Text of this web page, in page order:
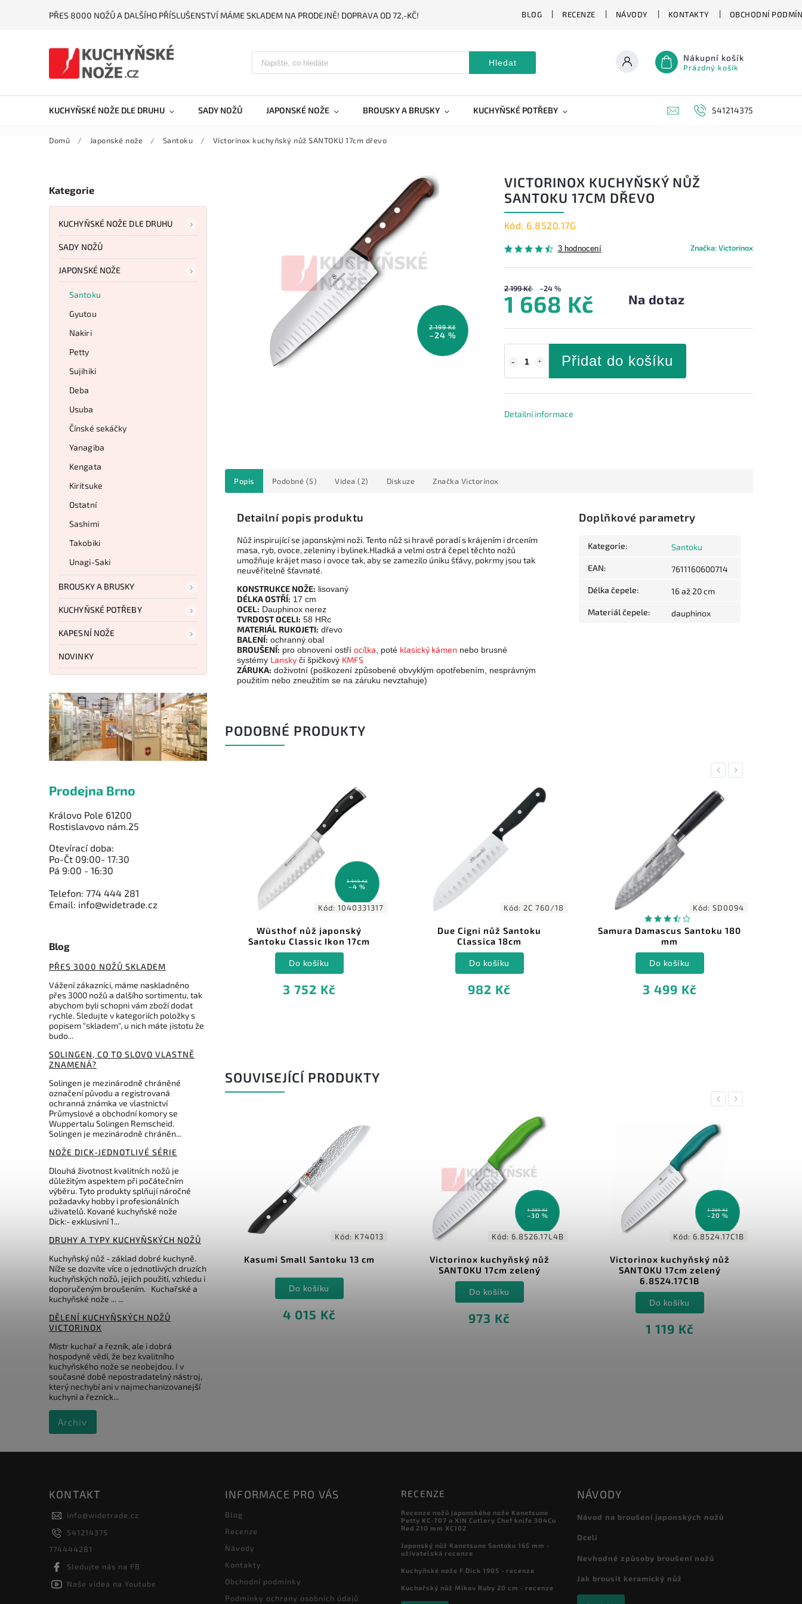
PŘES 8000 NOŽŮ A DALŠÍHO PŘÍSLUŠENSTVÍ MÁME SKLADEM NA PRODEJNĚ! DOPRAVA OD 72,-KČ! BLOG RECENZE NÁVODY KONTAKTY OBCHODNÍ
Hledat Nákupní košík
Prázdný košík
KUCHYŇSKÉ NOŽE DLE DRUHU SADY NOŽŮ JAPONSKÉ NOŽE BROUSKY A BRUSKY KUCHYŇSKÉ POTŘEBY NOVINKY ZNAČKY
541214375
Domů / Japonské nože / Santoku / Victorinox kuchyňský nůž SANTOKU 17cm dřevo
Kategorie
KUCHYŇSKÉ NOŽE DLE DRUHU
SADY NOŽŮ
JAPONSKÉ NOŽE
Santoku
Gyutou
Nakiri
Petty
Sujihiki
Deba
Usuba
Čínské sekáčky
Yanagiba
Kengata
Kiritsuke
Ostatní
Sashimi
Takobiki
Unagi-Saki
BROUSKY A BRUSKY
KUCHYŇSKÉ POTŘEBY
KAPESNÍ NOŽE
NOVINKY
Prodejna Brno
Královo Pole 61200
Rostislavovo nám.25
Otevírací doba:
Po-Čt 09:00- 17:30
Pá 9:00 - 16:30
Telefon: 774 444 281
Email: info@widetrade.cz
Blog
PŘES 3000 NOŽŮ SKLADEM
Vážení zákazníci, máme naskladněno
přes 3000 nožů a dalšího sortimentu, tak
abychom byli schopni vám zboží dodat
rychle. Sledujte v kategoriích položky s
popisem "skladem", u nich máte jistotu že
budo...
SOLINGEN, CO TO SLOVO VLASTNĚ
ZNAMENÁ?
Solingen je mezinárodně chráněné
označení původu a registrovaná
ochranná známka ve vlastnictví
Průmyslové a obchodní komory se
Wuppertalu Solingen Remscheid.
Solingen je mezinárodně chráněn...
NOŽE DICK-JEDNOTLIVÉ SÉRIE
Dlouhá životnost kvalitních nožů je
důležitým aspektem při počátečním
výběru. Tyto produkty splňují náročné
požadavky hobby i profesionálních
uživatelů. Kované kuchyňské nože
Dick:- exklusivní 1...
DRUHY A TYPY KUCHYŇSKÝCH NOŽŮ
Kuchyňský nůž - základ dobré kuchyně.
Níže se dozvíte více o jednotlivých druzích
kuchyňských nožů, jejich použití, vzhledu i
doporučeným broušením. Kuchařské a
kuchyňské nože ... ...
DĚLENÍ KUCHYŇSKÝCH NOŽŮ
VICTORINOX
Mistr kuchař a řezník, ale i dobrá
hospodyně vědí, že bez kvalitního
kuchyňského nože se neobejdou. I v
současné době nepostradatelný nástroj,
který nechybí ani v najmechanizovanejší
kuchyni a řeznick...
Archiv
2 199 Kč
–24 %
VICTORINOX KUCHYŇSKÝ NŮŽ
SANTOKU 17CM DŘEVO
Kód: 6.8520.17G
3 hodnocení Značka:Victorinox
2 199 Kč –24 %
1 668 Kč Na dotaz
Přidat do košíku
Detailní informace
Popis Podobné (5) Videa (2) Diskuze Značka Victorinox
Detailní popis produktu
Nůž inspirující se japonskými noži. Tento nůž si hravě poradí s krájením i drcením
masa, ryb, ovoce, zeleniny i bylinek.Hladká a velmi ostrá čepel těchto nožů
umožňuje krájet maso i ovoce tak, aby se zamezilo úniku šťávy, pokrmy jsou tak
neuvěřitelně šťavnaté.
KONSTRUKCE NOŽE: lisovaný
DÉLKA OSTŘÍ: 17 cm
OCEL: Dauphinox nerez
TVRDOST OCELI: 58 HRc
MATERIÁL RUKOJETI: dřevo
BALENÍ: ochranný obal
BROUŠENÍ: pro obnovení ostří ocílka, poté klasický kámen nebo brusné
systémy Lansky či špičkový KMFS
ZÁRUKA: doživotní (poškození způsobené obvyklým opotřebením, nesprávným
použitím nebo zneužitím se na záruku nevztahuje)
Doplňkové parametry
Kategorie: Santoku
EAN: 7611160600714
Délka čepele: 16 až 20 cm
Materiál čepele: dauphinox
PODOBNÉ PRODUKTY
Previous
Kód:1040431314
2 878 Kč
Do košíku
3 949 Kč
–4 %
Kód: 1040331317
Wüsthof nůž japonský
Santoku Classic Ikon 17cm
3 752 Kč
Do košíku
Kód: 2C 760/18
Due Cigni nůž Santoku
Classica 18cm
982 Kč
Do košíku
Kód: SD0094
Samura Damascus Santoku 180
mm
3 499 Kč
Do košíku
Next
SOUVISEJÍCÍ PRODUKTY
Previous
Kód:2C 1005 NO
Due Cigni nůž Santoku řada
1896 ořech 18cm
1 607 Kč
Do košíku
Kód: K74013
Kasumi Small Santoku 13 cm
4 015 Kč
Do košíku
1 390 Kč
–30 %
Kód: 6.8526.17L4B
Victorinox kuchyňský nůž
SANTOKU 17cm zelený
973 Kč
Do košíku
1 399 Kč
–20 %
Kód: 6.8524.17C1B
Victorinox kuchyňský nůž
SANTOKU 17cm zelený
6.8524.17C1B
1 119 Kč
Do košíku
Next
KONTAKT
info@widetrade.cz
541214375
774444281
Sledujte nás na FB
Naše videa na Youtube
INFORMACE PRO VÁS
Blog
Recenze
Návody
Kontakty
Obchodní podmínky
Podmínky ochrany osobních údajů
RECENZE
Recenze nožů japonského nože Kanetsune
Petty KC-707 a XIN Cutlery Chef knife 304Cu
Red 210 mm XC102
Japonský nůž Kanetsune Santoku 165 mm -
uživatelská recenze
Kuchyňské nože F.Dick 1905 - recenze
Kuchařský nůž Mikov Ruby 20 cm - recenze
NÁVODY
Návod na broušení japonských nožů
Oceli
Nevhodné způsoby broušení nožů
Jak brousit keramický nůž